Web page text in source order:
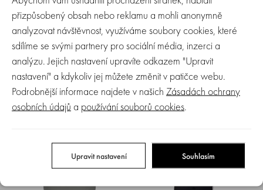
JOOLZ | Uni backpack | Stone
grey NEW
Skladem > 5 ks
3 049 Kč
JOOLZ | Uni backpack | (Dark)
navy blue NEW
Skladem > 5 ks
3 049 Kč
přizpůsobený obsah nebo reklamu a mohli anonymně
analyzovat návštěvnost, využíváme soubory cookies, které
sdílíme se svými partnery pro sociální média, inzerci a
analýzu. Jejich nastavení upravíte odkazem "Upravit
nastavení" a kdykoliv jej můžete změnit v patičce webu.
Podrobnější informace najdete v našich Zásadách ochrany
osobních údajů a používání souborů cookies.
Upravit nastavení Souhlasím